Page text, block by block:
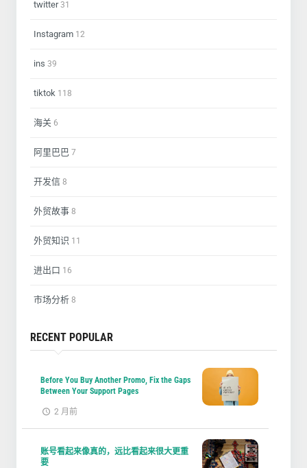
twitter31
Instagram 12
ins 39
tiktok 118
海关 6
阿里巴巴 7
开发信 8
外贸故事 8
外贸知识 11
进出口 16
市场分析 8
RECENT POPULAR
Before You Buy Another Promo, Fix the Gaps
Between Your Support Pages
2 月前
账号看起来像真的，远比看起来很大更重
要